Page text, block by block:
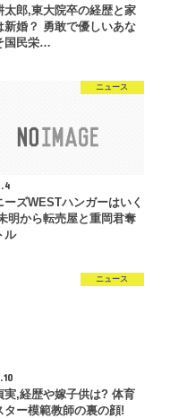
太郎,東大院卒の経歴と家
新婚？ 勇敢で優しいあな
国民栄…
ニュース
ーズWESTハンガーはいく
明から転売屋と重岡君奪
ル
ニュース
実,経歴や嫁子供は? 体育
ター模範教師の裏の顔!